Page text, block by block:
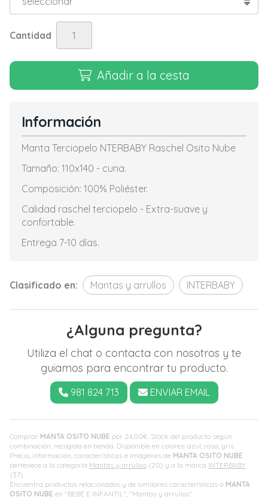
Cantidad
Añadir a la cesta
Comprar MANTA OSITO NUBE por 24,00€ . Stock del producto según
combinación, recogida en tienda. Disponible en colores: azul; rosa; gris.
Precio, información, características e imágenes de MANTA OSITO NUBE
pertenece a la categoría Mantas y arrullos (20) y a la marca INTERBABY
(37).
Encuentra productos relacionados y de similares características a MANTA
OSITO NUBE en "BEBÉ E INFANTIL", "Mantas y arrullos".
Información
Manta Terciopelo NTERBABY Raschel Osito Nube
Tamaño: 110x140 - cuna.
Composición: 100% Poliéster.
Calidad raschel terciopelo - Extra-suave y
confortable.
Entrega 7-10 días.
Clasificado en: Mantas y arrullos INTERBABY
¿Alguna pregunta?
Utiliza el chat o contacta con nosotros y te
guiamos para encontrar tu producto.
981 824 713 ENVIAR EMAIL